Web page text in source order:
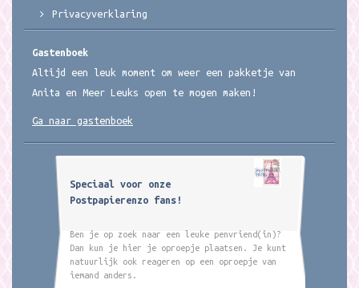
Privacyverklaring
Gastenboek
Altijd een leuk moment om weer een pakketje van
Anita en Meer Leuks open te mogen maken!
Ga naar gastenboek
Speciaal voor onze
Postpapierenzo fans!
Ben je op zoek naar een leuke penvriend(in)?
Dan kun je hier je oproepje plaatsen. Je kunt
natuurlijk ook reageren op een oproepje van
iemand anders.